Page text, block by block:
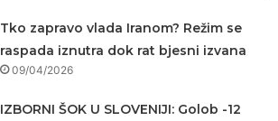
Tko zapravo vlada Iranom? Režim se
raspada iznutra dok rat bjesni izvana
09/04/2026
IZBORNI ŠOK U SLOVENIJI: Golob -12